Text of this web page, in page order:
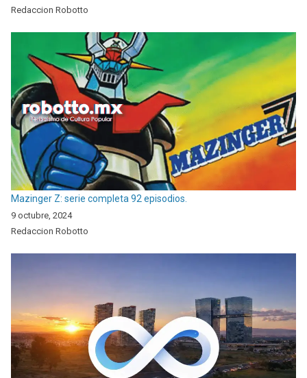
Redaccion Robotto
Mazinger Z: serie completa 92 episodios.
9 octubre, 2024
Redaccion Robotto